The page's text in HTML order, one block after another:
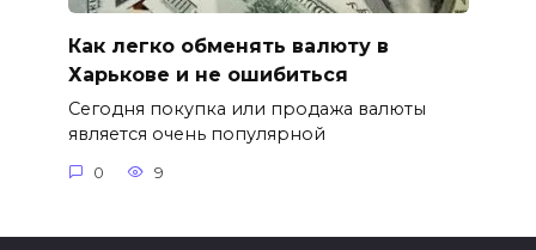
Как легко обменять валюту в
Харькове и не ошибиться
Сегодня покупка или продажа валюты
является очень популярной
0 9